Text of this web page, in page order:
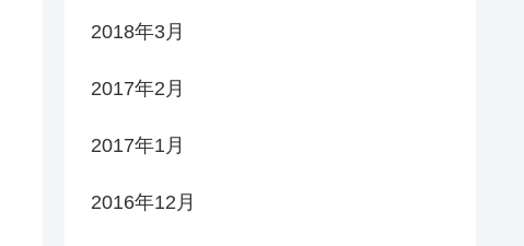
2018年3月
2017年2月
2017年1月
2016年12月